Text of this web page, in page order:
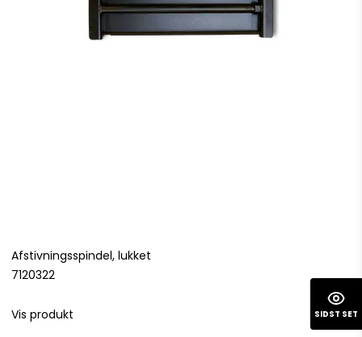
Afstivningsspindel, lukket
7120322
Vis produkt SIDST SET